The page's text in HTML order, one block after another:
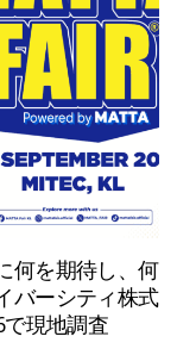
何を期待し、何
バーシティ株式
現地調査